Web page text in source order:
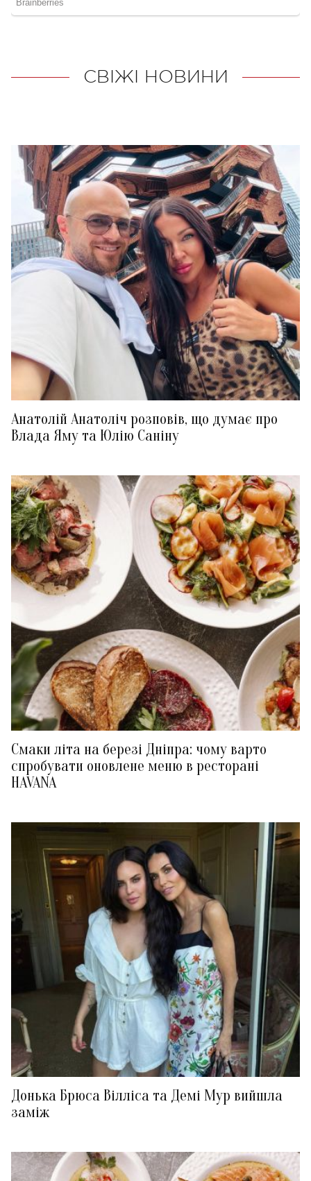
СВІЖІ НОВИНИ
Анатолій Анатоліч розповів, що думає про
Влада Яму та Юлію Саніну
Смаки літа на березі Дніпра: чому варто
спробувати оновлене меню в ресторані
HAVANA
Донька Брюса Вілліса та Демі Мур вийшла
заміж